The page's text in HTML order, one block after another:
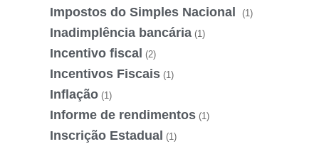
Impostos do Simples Nacional (1)
Inadimplência bancária (1)
Incentivo fiscal (2)
Incentivos Fiscais (1)
Inflação (1)
Informe de rendimentos (1)
Inscrição Estadual (1)